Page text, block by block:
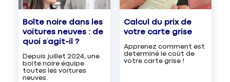
Boîte noire dans les
voitures neuves : de
quoi s’agit-il ?
Depuis juillet 2024, une
boîte noire équipe
toutes les voitures
neuves.
Calcul du prix de
votre carte grise
Apprenez comment est
determiné le coût de
votre carte grise !